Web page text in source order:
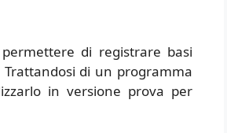
di registrare basi
di un programma
in versione prova per